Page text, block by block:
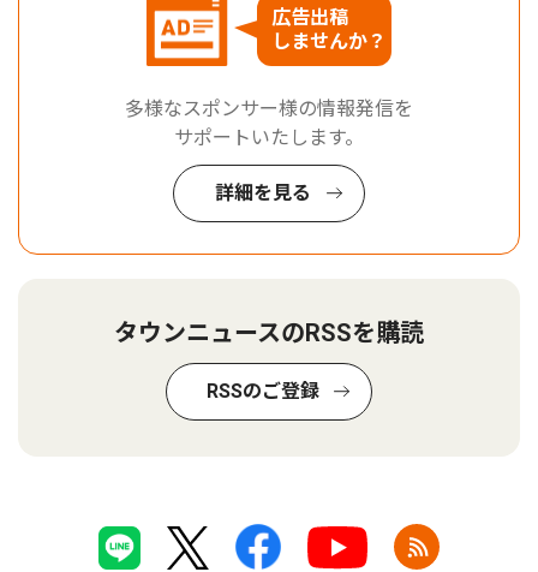
広告出稿
しませんか？
多様なスポンサー様の情報発信を
サポートいたします。
詳細を見る
タウンニュースのRSSを購読
RSSのご登録